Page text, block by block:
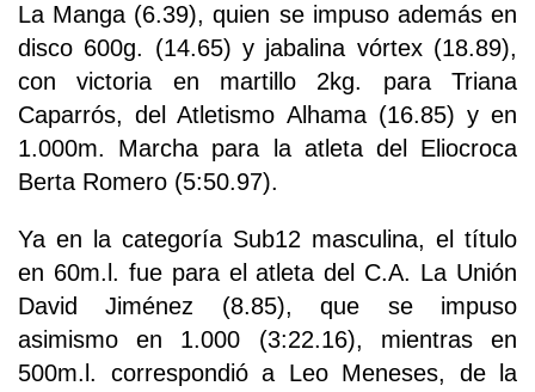
La Manga (6.39), quien se impuso además en
disco 600g. (14.65) y jabalina vórtex (18.89),
con victoria en martillo 2kg. para Triana
Caparrós, del Atletismo Alhama (16.85) y en
1.000m. Marcha para la atleta del Eliocroca
Berta Romero (5:50.97).
Ya en la categoría Sub12 masculina, el título
en 60m.l. fue para el atleta del C.A. La Unión
David Jiménez (8.85), que se impuso
asimismo en 1.000 (3:22.16), mientras en
500m.l. correspondió a Leo Meneses, de la